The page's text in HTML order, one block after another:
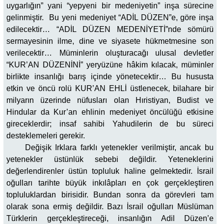
uygarlığın” yani “yepyeni bir medeniyetin” inşa sürecine
gelinmiştir. Bu yeni medeniyet “ADİL DÜZEN”e, göre inşa
edilecektir… “ADİL DÜZEN MEDENİYETİ”nde sömürü
sermayesinin ilme, dine ve siyasete hükmetmesine son
verilecektir… Müminlerin oluşturacağı ulusal devletler
“KUR’AN DÜZENİNİ” yeryüzüne hâkim kılacak, müminler
birlikte insanlığı barış içinde yönetecektir… Bu hususta
etkin ve öncü rolü KUR’AN EHLİ üstlenecek, bilahare bir
milyarın üzerinde nüfusları olan Hıristiyan, Budist ve
Hindular da Kur’an ehlinin medeniyet öncülüğü etkisine
gireceklerdir; insaf sahibi Yahudilerin de bu süreci
desteklemeleri gerekir.
Değişik Irklara farklı yetenekler verilmiştir, ancak bu
yetenekler üstünlük sebebi değildir. Yeteneklerini
değerlendirenler üstün topluluk haline gelmektedir. İsrail
oğulları tarihte büyük inkılâpları en çok gerçekleştiren
topluluklardan birisidir. Bundan sonra da görevleri tam
olarak sona ermiş değildir. Bazı İsrail oğulları Müslüman
Türklerin gerçekleştireceği, insanlığın Adil Düzen’e